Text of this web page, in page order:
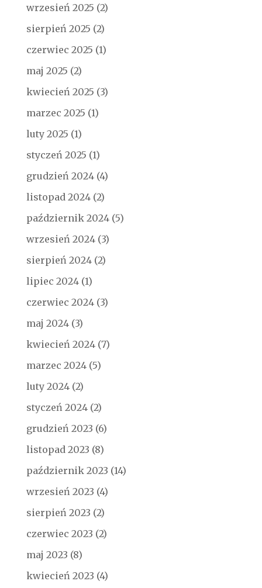
wrzesień 2025 (2)
sierpień 2025 (2)
czerwiec 2025 (1)
maj 2025 (2)
kwiecień 2025 (3)
marzec 2025 (1)
luty 2025 (1)
styczeń 2025 (1)
grudzień 2024(4)
listopad 2024(2)
październik 2024(5)
wrzesień 2024(3)
sierpień 2024(2)
lipiec 2024(1)
czerwiec 2024(3)
maj 2024(3)
kwiecień 2024(7)
marzec 2024(5)
luty 2024(2)
styczeń 2024(2)
grudzień 2023 (6)
listopad 2023 (8)
październik 2023 (14)
wrzesień 2023 (4)
sierpień 2023 (2)
czerwiec 2023 (2)
maj 2023 (8)
kwiecień 2023 (4)